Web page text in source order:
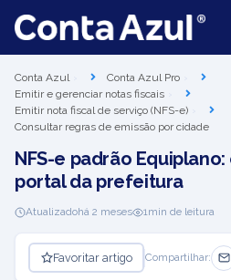
Conta Azul
Conta Azul Pro
Emitir e gerenciar notas fiscais
Emitir nota fiscal de serviço (NFS-e)
Consultar regras de emissão por cidade
NFS-e padrão
portal da prefeitura
Atualizadohá 2 meses 1min de leitura
Favoritar artigo Compartilhar: